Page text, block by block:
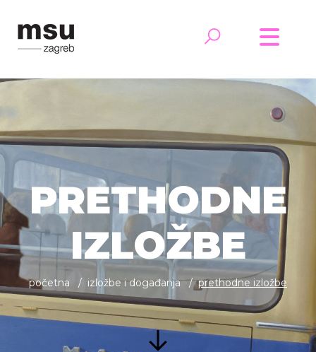
PRETHODNE
IZLOŽBE
početna izložbe i događanja prethodne izložbe